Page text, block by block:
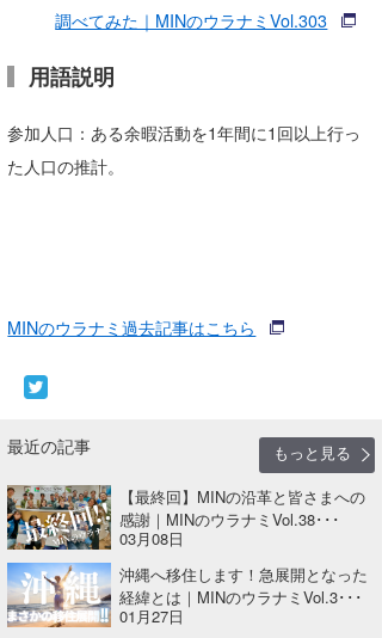
調べてみた｜MINのウラナミVol.303
用語説明
参加人口：ある余暇活動を1年間に1回以上行っ
た人口の推計。
MINのウラナミ過去記事はこちら
最近の記事
もっと見る
【最終回】MINの沿革と皆さまへの
感謝｜MINのウラナミVol.38･･･
03月08日
沖縄へ移住します！急展開となった
経緯とは｜MINのウラナミVol.3･･･
01月27日